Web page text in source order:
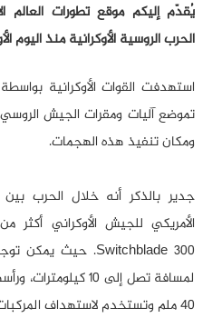
يُقدّم إليكم موقع تطورات العالم
الحرب الروسية الأوكرانية منذ اليوم
استهدفت القوات الأوكرانية
تموضع آليات ومقرات الجيش
ومكان تنفيذ هذه الهجمات.
جدير بالذكر أنه خلال الحرب
لمسافة تصل إلى 10
40 ملم وتستخدم لاستهداف المركبات المدرعة الخفيفة والأفراد.